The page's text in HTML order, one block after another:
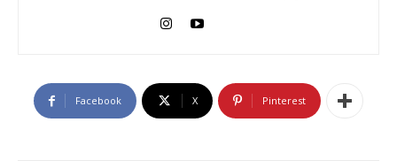
Facebook X Pinterest